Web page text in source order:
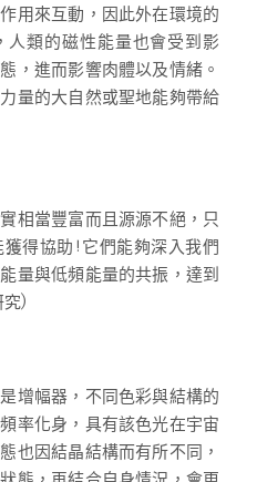
用來互動，因此外在環境的
類的磁性能量也會受到影
，進而影響肉體以及情緒。
量的大自然或聖地能夠帶給
相當豐富而且源源不絕，只
得協助!它們能夠深入我們
量與低頻能量的共振，達到
)
增幅器，不同色彩與結構的
率化身，具有該色光在宇宙
也因結晶結構而有所不同，